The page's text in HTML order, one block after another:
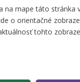
na mape táto stránka
o orientačné
tohto